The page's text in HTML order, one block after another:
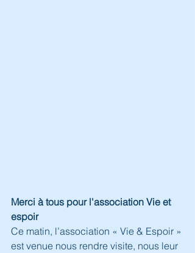
Merci à tous pour l'association Vie et
espoir
Ce matin, l’association « Vie & Espoir »
est venue nous rendre visite, nous leur